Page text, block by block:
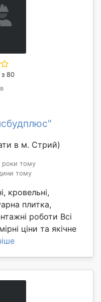
з 80
в м. Стрий)
роки тому
тому
кровельні,
плитка,
роботи Всі
ціни та якічне